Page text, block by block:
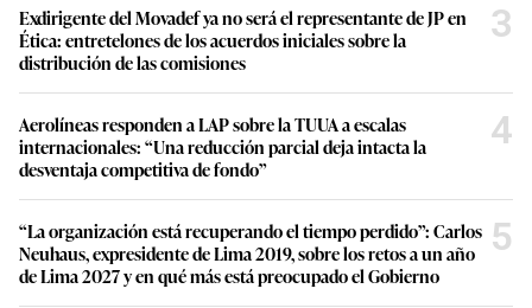
Exdirigente del Movadef ya no será el representante de JP en
Ética: entretelones de los acuerdos iniciales sobre la
distribución de las comisiones
3
Aerolíneas responden a LAP sobre la TUUA a escalas
internacionales: “Una reducción parcial deja intacta la
desventaja competitiva de fondo”
4
“La organización está recuperando el tiempo perdido”: Carlos
Neuhaus, expresidente de Lima 2019, sobre los retos a un año
de Lima 2027 y en qué más está preocupado el Gobierno
5